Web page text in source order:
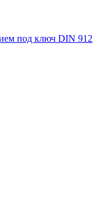
под ключ DIN 912